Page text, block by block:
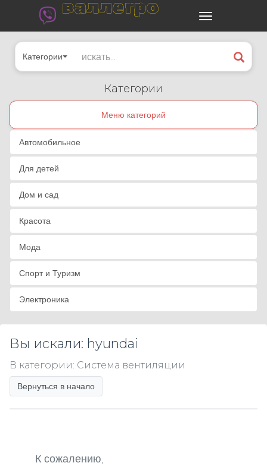
валлегро
Категории
Категории
Меню категорий
Автомобильное
Для детей
Дом и сад
Красота
Мода
Спорт и Туризм
Электроника
Вы искали: hyundai
В категории: Система вентиляции
Вернуться в начало
К сожалению,